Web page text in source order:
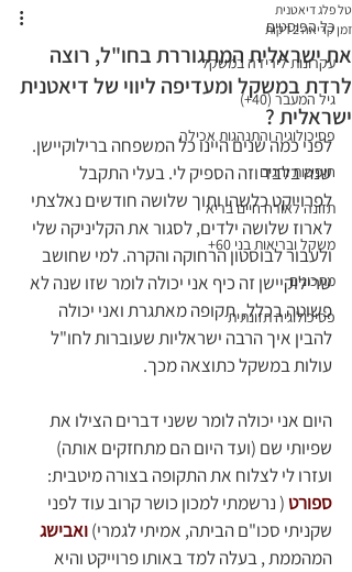
כל הפוסטים
עקרונות לירידה במשקל
גיל המעבר (40+)
פסיכולוגיה והתנהגות אכילה
חופשות וחגים
תזונה לאורח חיים בריא
משקל ובריאות בני 60+
מתכונים
פסיכולוגיה תזונתית
את ישראלית המתגוררת בחו"ל, רוצה
לרדת במשקל ומעדיפה ליווי של דיאטנית
ישראלית ?
טל פלג דיאטנית
זמן קריאה 2 דקות
לפני כמה שנים היינו כל המשפחה ברילוקיישן.
שנה בלבד וזה הספיק לי. בעלי התקבל
לפרוייקט כלשהו ותוך שלושה חודשים נאלצתי
לארוז שלושה ילדים, לסגור את הקליניקה שלי
ולעבור לבוסטון הרחוקה והקרה. למי שחושב
שרילוקיישן זה כיף אני יכולה לומר שזו שנה לא
פשוטה בכלל,  תקופה מאתגרת ואני יכולה
להבין איך הרבה ישראליות שעוברות לחו"ל
עולות במשקל כתוצאה מכך.
היום אני יכולה לומר ששני דברים הצילו את
שפיותי שם (ועד היום הם מתחזקים אותה)
ועזרו לי לצלוח את התקופה בצורה מיטבית:
ספורט ( נרשמתי למכון כושר קרוב עוד לפני
שקניתי סכו"ם הביתה, אמיתי לגמרי) ואבישג
המהממת , בעלה למד באותו פרוייקט והיא